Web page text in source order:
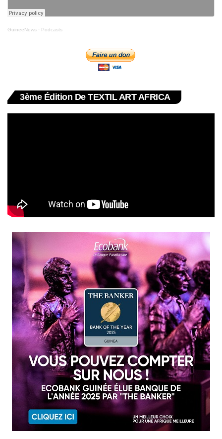
GuineeNews · Podcasts
3ème Édition De TEXTIL ART AFRICA